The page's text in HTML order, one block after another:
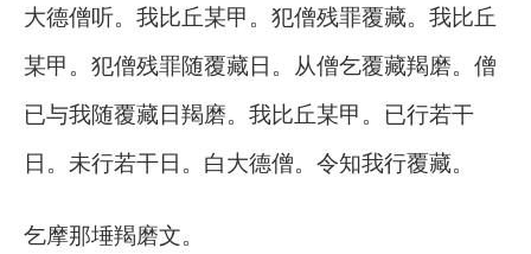
大德僧听。我比丘某甲。犯僧残罪覆藏。我比丘
某甲。犯僧残罪随覆藏日。从僧乞覆藏羯磨。僧
已与我随覆藏日羯磨。我比丘某甲。已行若干
日。未行若干日。白大德僧。令知我行覆藏。
乞摩那埵羯磨文。